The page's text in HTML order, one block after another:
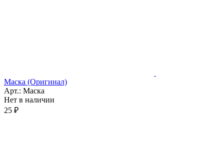
Маска (Оригинал)
Арт.: Маска
Нет в наличии
25 ₽